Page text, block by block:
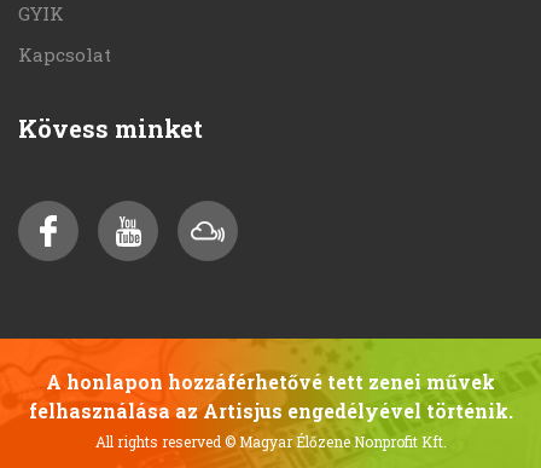
GYIK
Kapcsolat
Kövess minket
A honlapon hozzáférhetővé tett zenei művek
felhasználása az Artisjus engedélyével történik.
All rights reserved© Magyar Élőzene Nonprofit Kft.